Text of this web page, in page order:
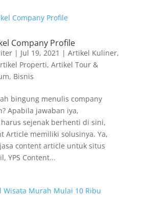
Company Profile
| Jul 19, 2021 | Artikel Kuliner,
Properti, Artikel Tour &
, Bisnis
bingung menulis company
Apabila jawaban iya,
sejenak berhenti di sini,
Article memiliki solusinya. Ya,
content article untuk situs
YPS Content...